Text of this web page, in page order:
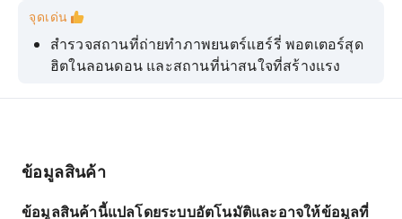
จุดเด่น
สำรวจสถานที่ถ่ายทำภาพยนตร์แฮร์รี่ พอตเตอร์สุด
ฮิตในลอนดอน และสถานที่น่าสนใจที่สร้างแรง
มาชมชานชาลา 9 ¾, โรงหม้อรั่ว, บ้านเวทมนตร์
และอีกมากมาย!
ข้อมูลสินค้า
ข้อมูลสินค้านี้แปลโดยระบบอัตโนมัติและอาจให้ข้อมูลที่